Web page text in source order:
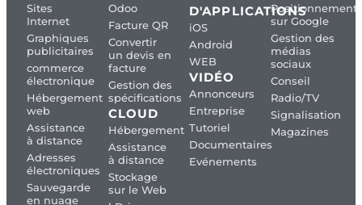
Sites
Internet
Graphiques
publicitaires
commerce
électronique
Hébergement
web
Assistance
à distance
Adresses
électroniques
Sauvegarde
en nuage
Odoo
Facture QR
Convertir
un devis en
facture
Gestion des
spécifications
CLOUD
Hébergement
Assistance
à distance
Stockage
sur le Web
D'APPLICATIONS
iOS
Android
WEB
VIDÉO
Annonceurs
Entreprise
Tutoriel
Documentaires
Evénements
Positionnement
sur Google
Gestion des
médias
sociaux
Conseil
Radio/TV
Signalisation
Magazines